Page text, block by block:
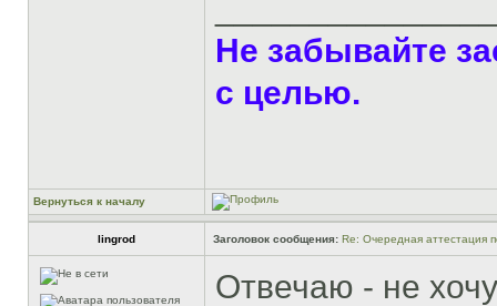
Не забывайте
с целью.
Вернуться к началу
lingrod Заголовок сообщения: Re: Очередная аттестация
Отвечаю - не